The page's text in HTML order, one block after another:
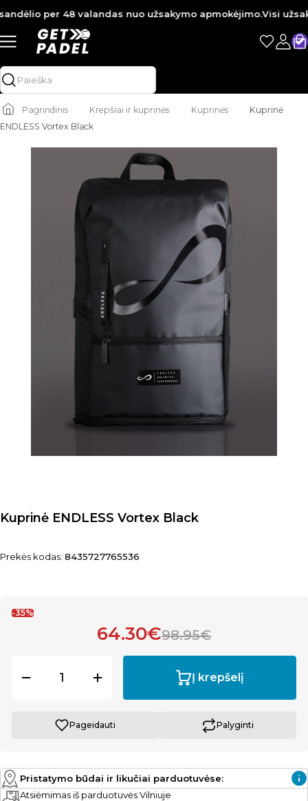
per 48 valandas nuo užsakymo apmokėjimo.Visi
Pagrindinis Krepšiai ir kuprinės Kuprinės
Kuprinė
ENDLESS Vortex Black
Kuprinė ENDLESS Vortex Black
Prekės kodas: 8435727765536
-35%
64.30€98.95€
Į krepšelį
Pageidauti Palyginti
Pristatymo būdai ir likučiai parduotuvėse:
Atsiėmimas iš parduotuvės Vilniuje